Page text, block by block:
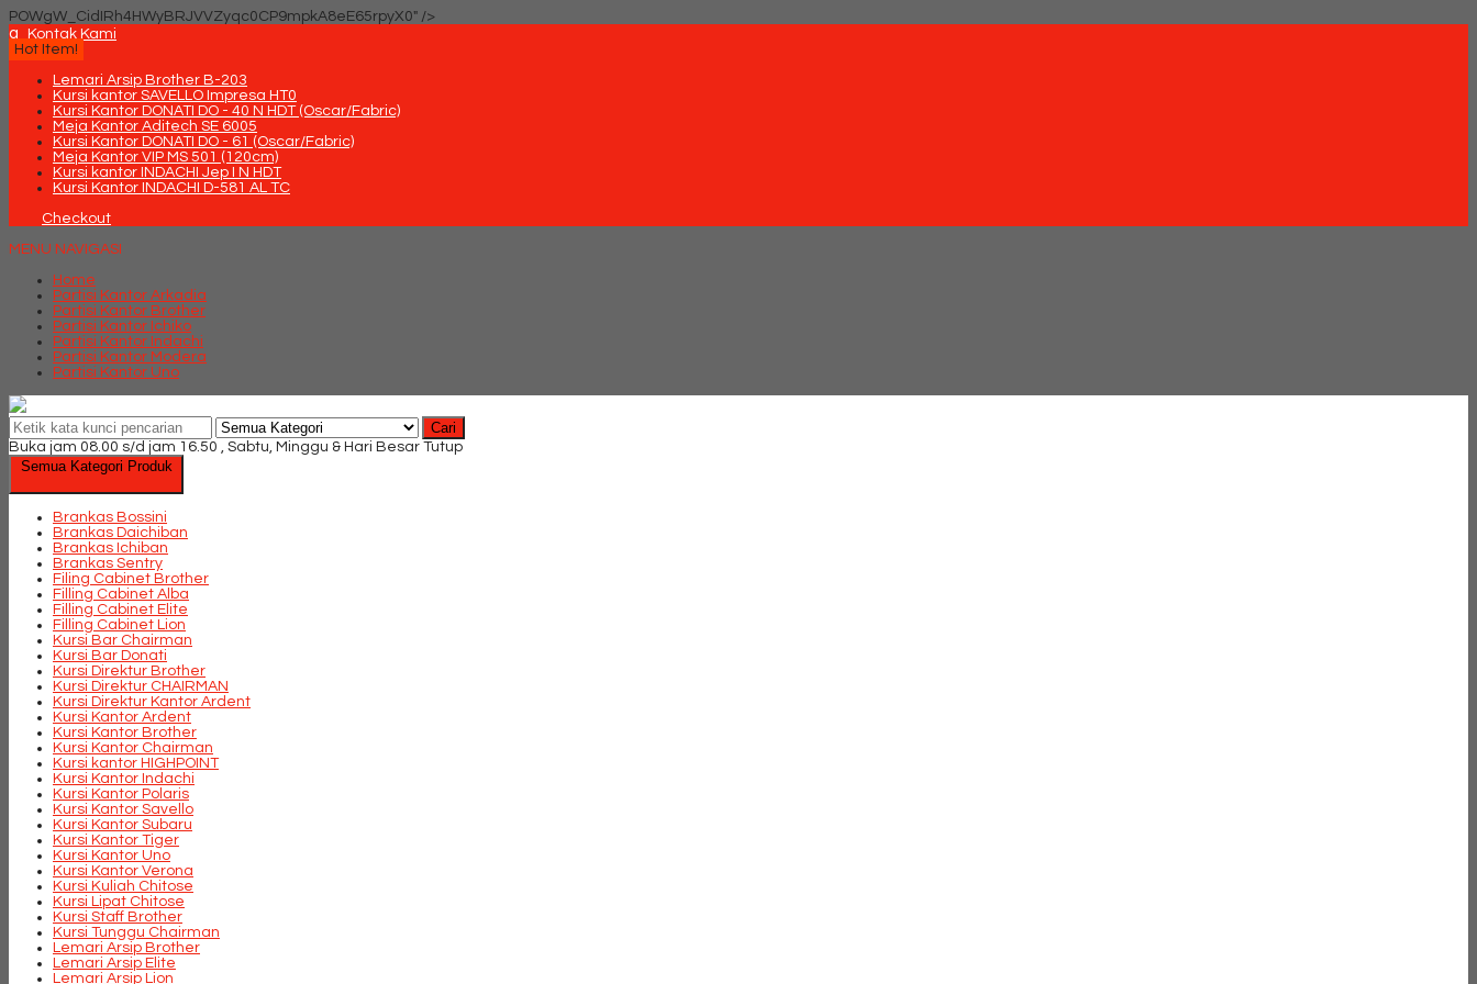
POWgW_CidIRh4HWyBRJVVZyqc0CP9mpkA8eE65rpyX0" />
q
Kontak Kami
Hot Item!
Lemari Arsip Brother B-203
Kursi kantor SAVELLO Impresa HT0
Kursi Kantor DONATI DO - 40 N HDT (Oscar/Fabric)
Meja Kantor Aditech SE 6005
Kursi Kantor DONATI DO - 61 (Oscar/Fabric)
Meja Kantor VIP MS 501 (120cm)
Kursi kantor INDACHI Jep I N HDT
Kursi Kantor INDACHI D-581 AL TC
Checkout
MENU NAVIGASI
Home
Partisi Kantor Arkadia
Partisi Kantor Brother
Partisi Kantor Ichiko
Partisi Kantor Indachi
Partisi Kantor Modera
Partisi Kantor Uno
Cari
Buka jam 08.00 s/d jam 16.50 , Sabtu, Minggu & Hari Besar Tutup
Semua Kategori Produk
Brankas Bossini
Brankas Daichiban
Brankas Ichiban
Brankas Sentry
Filing Cabinet Brother
Filling Cabinet Alba
Filling Cabinet Elite
Filling Cabinet Lion
Kursi Bar Chairman
Kursi Bar Donati
Kursi Direktur Brother
Kursi Direktur CHAIRMAN
Kursi Direktur Kantor Ardent
Kursi Kantor Ardent
Kursi Kantor Brother
Kursi Kantor Chairman
Kursi kantor HIGHPOINT
Kursi Kantor Indachi
Kursi Kantor Polaris
Kursi Kantor Savello
Kursi Kantor Subaru
Kursi Kantor Tiger
Kursi Kantor Uno
Kursi Kantor Verona
Kursi Kuliah Chitose
Kursi Lipat Chitose
Kursi Staff Brother
Kursi Tunggu Chairman
Lemari Arsip Brother
Lemari Arsip Elite
Lemari Arsip Lion